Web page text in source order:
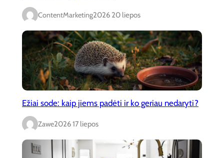
ContentMarketing2026 20 liepos
Ežiai sode: kaip jiems padėti ir ko geriau nedaryti?
Zawe2026 17 liepos